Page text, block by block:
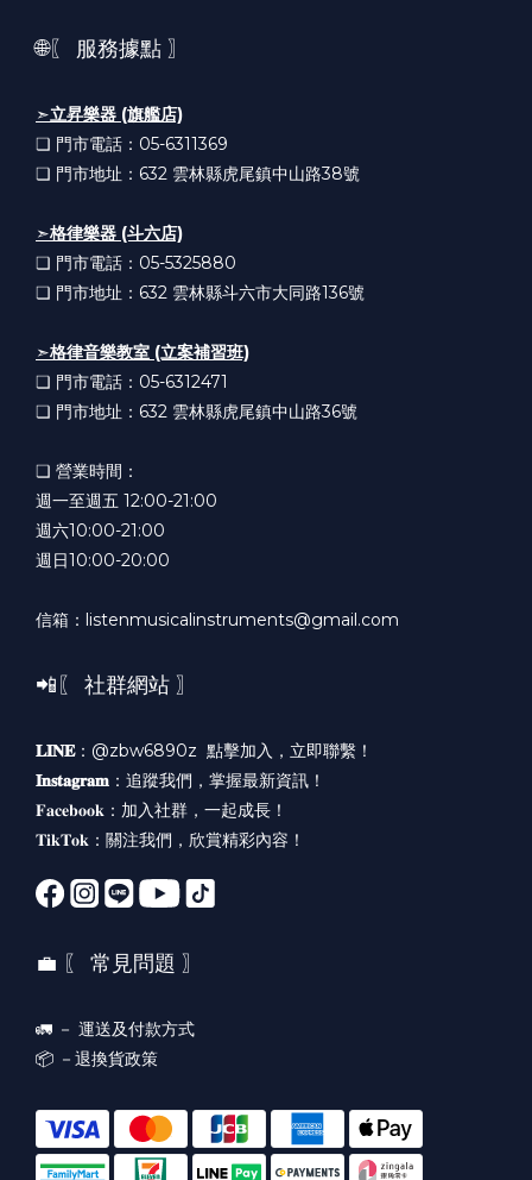
🌐〖 服務據點 〗
➣立昇樂器 (旗艦店)
❏ 門市電話：05-6311369
❏ 門市地址：632 雲林縣虎尾鎮中山路38號
➣格律樂器 (斗六店)
❏ 門市電話：05-5325880
❏ 門市地址：632 雲林縣斗六市大同路136號
➣格律音樂教室 (立案補習班)
❏ 門市電話：05-6312471
❏ 門市地址：632 雲林縣虎尾鎮中山路36號
❏ 營業時間：
週一至週五 12:00-21:00
週六10:00-21:00
週日10:00-20:00
信箱：listenmusicalinstruments@gmail.com
📲〖 社群網站 〗
𝐋𝐈𝐍𝐄：@zbw6890z 點擊加入，立即聯繫！
𝐈𝐧𝐬𝐭𝐚𝐠𝐫𝐚𝐦 ： 追蹤我們，掌握最新資訊！
𝐅𝐚𝐜𝐞𝐛𝐨𝐨𝐤： 加入社群，一起成長！
𝐓𝐢𝐤𝐓𝐨𝐤： 關注我們，欣賞精彩內容！
💼 〖 常見問題 〗
🚛 － 運送及付款方式
📦 － 退換貨政策